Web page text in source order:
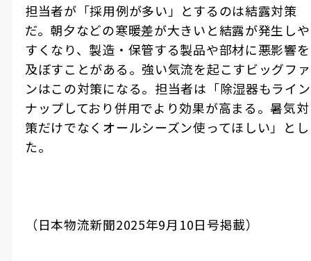
担当者が「採用例が多い」とするのは結露対策
だ。朝夕などの寒暖差が大きいと結露が発生しや
すくなり、製造・保管する製品や部材に悪影響を
及ぼすことがある。強い気流を起こすビッグファ
ンはこの対策になる。担当者は「除湿器もライン
ナップしており併用でより効果が高まる。暑気対
策だけでなくオールシーズン使ってほしい」とし
た。
（日本物流新聞2025年9月 10日号掲載）